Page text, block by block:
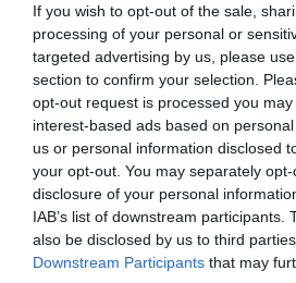
If you wish to opt-out of the sale,
processing of your personal or
targeted advertising by us, please
section to confirm your selection.
opt-out request is processed you
interest-based ads based on
us or personal information disclosed
your opt-out. You may separately
disclosure of your personal
IAB’s list of downstream participants.
also be disclosed by us to third
Downstream Participants that may
ΡΟΗ ΕΙΔΗΣΕΩΝ
Το χρηματοδοτούμενο
από την ΕΕ έργο “The
Gaming Police”
ενισχύει την ασφάλεια
των παιδιών στο
διαδίκτυο
31.07.2026
ΑΑΔΕ: Διευκρινίσεις
για τα πρόστιμα σε
παραβάσεις που
αφορούν τους ΦΗΜ
31.07.2026